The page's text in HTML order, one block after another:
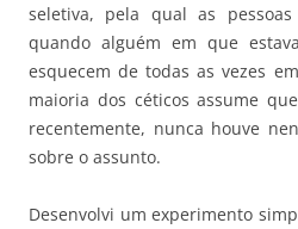
seletiva, pela qual as
quando alguém em que
esquecem de todas as vezes
maioria dos céticos assume
recentemente, nunca houve
sobre o assunto.
Desenvolvi um experimento